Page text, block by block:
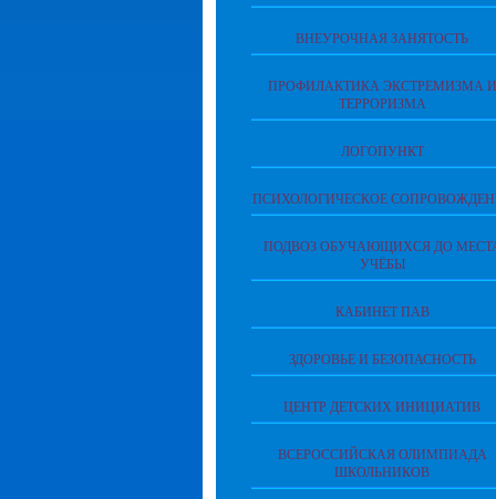
ВНЕУРОЧНАЯ ЗАНЯТОСТЬ
ПРОФИЛАКТИКА ЭКСТРЕМИЗМА И
ТЕРРОРИЗМА
ЛОГОПУНКТ
ПСИХОЛОГИЧЕСКОЕ
ПОДВОЗ ОБУЧАЮЩИХСЯ ДО
УЧЁБЫ
КАБИНЕТ ПАВ
ЗДОРОВЬЕ И БЕЗОПАСНОСТЬ
ЦЕНТР ДЕТСКИХ ИНИЦИАТИВ
ВСЕРОССИЙСКАЯ ОЛИМПИАДА
ШКОЛЬНИКОВ